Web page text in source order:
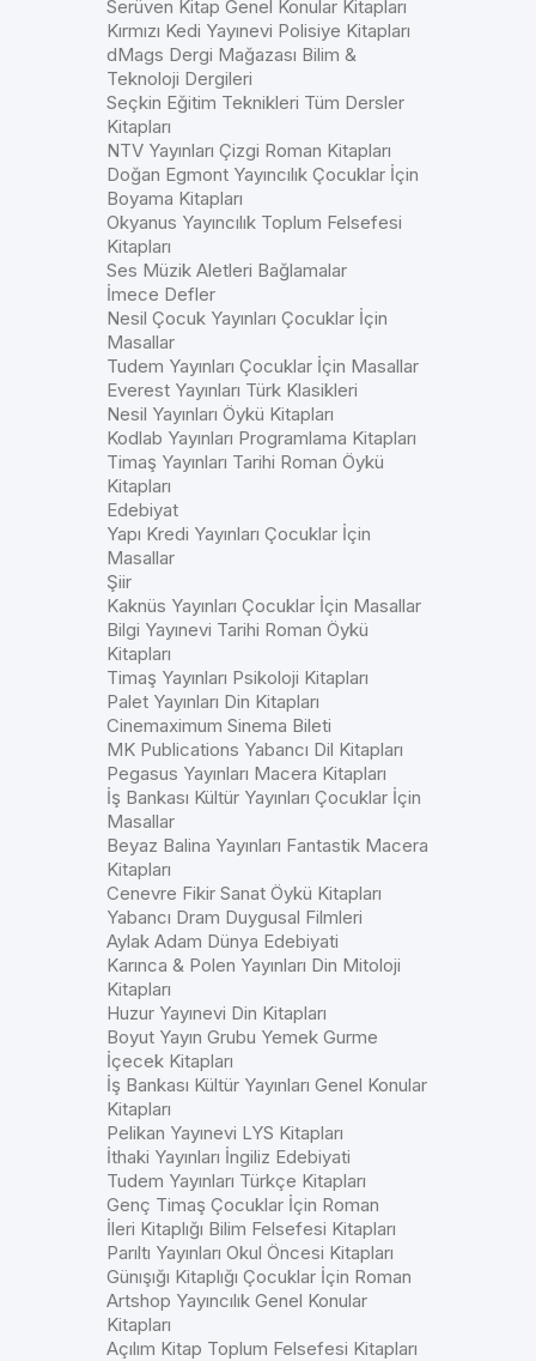
Serüven Kitap Genel Konular Kitapları
Kırmızı Kedi Yayınevi Polisiye Kitapları
dMags Dergi Mağazası Bilim &
Teknoloji Dergileri
Seçkin Eğitim Teknikleri Tüm Dersler
Kitapları
NTV Yayınları Çizgi Roman Kitapları
Doğan Egmont Yayıncılık Çocuklar İçin
Boyama Kitapları
Okyanus Yayıncılık Toplum Felsefesi
Kitapları
Ses Müzik Aletleri Bağlamalar
İmece Defler
Nesil Çocuk Yayınları Çocuklar İçin
Masallar
Tudem Yayınları Çocuklar İçin Masallar
Everest Yayınları Türk Klasikleri
Nesil Yayınları Öykü Kitapları
Kodlab Yayınları Programlama Kitapları
Timaş Yayınları Tarihi Roman Öykü
Kitapları
Edebiyat
Yapı Kredi Yayınları Çocuklar İçin
Masallar
Şiir
Kaknüs Yayınları Çocuklar İçin Masallar
Bilgi Yayınevi Tarihi Roman Öykü
Kitapları
Timaş Yayınları Psikoloji Kitapları
Palet Yayınları Din Kitapları
Cinemaximum Sinema Bileti
MK Publications Yabancı Dil Kitapları
Pegasus Yayınları Macera Kitapları
İş Bankası Kültür Yayınları Çocuklar İçin
Masallar
Beyaz Balina Yayınları Fantastik Macera
Kitapları
Cenevre Fikir Sanat Öykü Kitapları
Yabancı Dram Duygusal Filmleri
Aylak Adam Dünya Edebiyati
Karınca & Polen Yayınları Din Mitoloji
Kitapları
Huzur Yayınevi Din Kitapları
Boyut Yayın Grubu Yemek Gurme
İçecek Kitapları
İş Bankası Kültür Yayınları Genel Konular
Kitapları
Pelikan Yayınevi LYS Kitapları
İthaki Yayınları İngiliz Edebiyati
Tudem Yayınları Türkçe Kitapları
Genç Timaş Çocuklar İçin Roman
İleri Kitaplığı Bilim Felsefesi Kitapları
Parıltı Yayınları Okul Öncesi Kitapları
Günışığı Kitaplığı Çocuklar İçin Roman
Artshop Yayıncılık Genel Konular
Kitapları
Açılım Kitap Toplum Felsefesi Kitapları